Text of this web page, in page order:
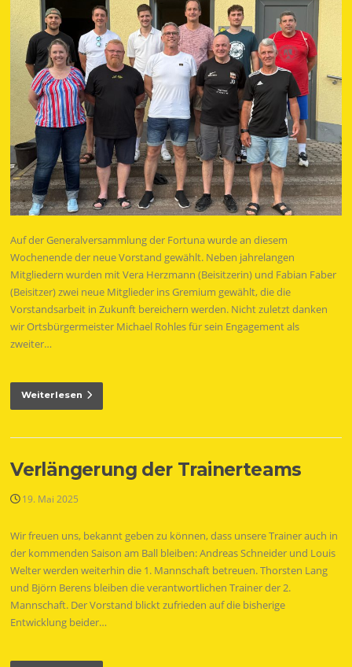
Auf der Generalversammlung der Fortuna wurde an diesem
Wochenende der neue Vorstand gewählt. Neben jahrelangen
Mitgliedern wurden mit Vera Herzmann (Beisitzerin) und Fabian Faber
(Beisitzer) zwei neue Mitglieder ins Gremium gewählt, die die
Vorstandsarbeit in Zukunft bereichern werden. Nicht zuletzt danken
wir Ortsbürgermeister Michael Rohles für sein Engagement als
zweiter…
Weiterlesen
Verlängerung der Trainerteams
19. Mai 2025
Wir freuen uns, bekannt geben zu können, dass unsere Trainer auch in
der kommenden Saison am Ball bleiben: Andreas Schneider und Louis
Welter werden weiterhin die 1. Mannschaft betreuen. Thorsten Lang
und Björn Berens bleiben die verantwortlichen Trainer der 2.
Mannschaft. Der Vorstand blickt zufrieden auf die bisherige
Entwicklung beider…